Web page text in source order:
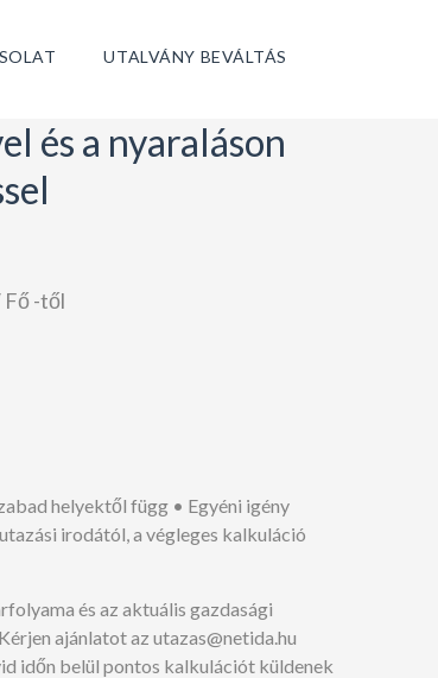
UTALVÁNY BEVÁLTÁS
és a nyaraláson
Fő -től
helyektől függ • Egyéni igény
irodától, a végleges kalkuláció
és az aktuális gazdasági
ajánlatot az utazas@netida.hu
időn belül pontos kalkulációt küldenek